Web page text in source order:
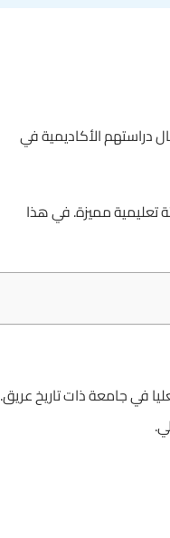
دراستهم الأكاديمية في
تعليمية مميزة. في هذا
في جامعة ذات تاريخ عريق.